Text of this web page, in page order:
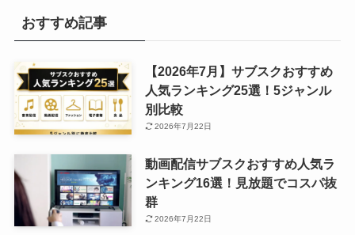
おすすめ記事
【2026年7月】サブスクおすすめ
人気ランキング25選！5ジャンル
別比較
2026年7月22日
動画配信サブスクおすすめ人気ラ
ンキング16選！見放題でコスパ抜
群
2026年7月22日